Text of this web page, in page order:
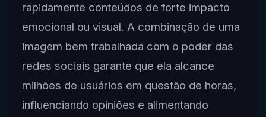
rapidamente conteúdos de forte impacto
emocional ou visual. A combinação de uma
imagem bem trabalhada com o poder das
redes sociais garante que ela alcance
milhões de usuários em questão de horas,
influenciando opiniões e alimentando